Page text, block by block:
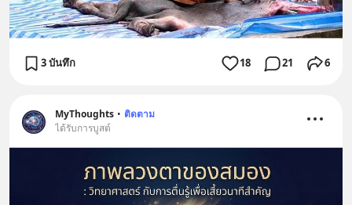
3 บันทึก 18 21 6
MyThoughts • ติดตาม
ได้รับการบูสต์